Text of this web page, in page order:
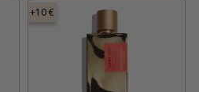
+10 €